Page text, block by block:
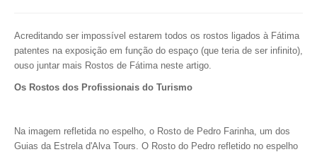
Acreditando ser impossível estarem todos os rostos ligados à Fátima
patentes na exposição em função do espaço (que teria de ser infinito),
ouso juntar mais Rostos de Fátima neste artigo.
Os Rostos dos Profissionais do Turismo
Na imagem refletida no espelho, o Rosto de Pedro Farinha, um dos
Guias da Estrela d'Alva Tours. O Rosto do Pedro refletido no espelho